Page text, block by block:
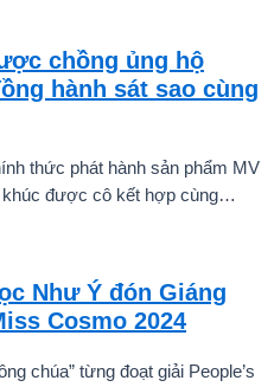
chồng ủng hộ
hành sát sao cùng
thức phát hành sản phẩm MV
khúc được cô kết hợp cùng
Linh.
Như Ý đón Giáng
Cosmo 2024
chúa” từng đoạt giải People’s